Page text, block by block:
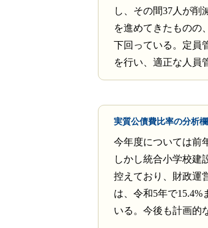
し、その間37人が削
を進めてきたものの
下回っている。定員
を行い、適正な人員
実質公債費比率の分析欄
今年度については前
しかし統合小学校建
控えており、財政運
は、令和5年で15.4%
いる。今後も計画的